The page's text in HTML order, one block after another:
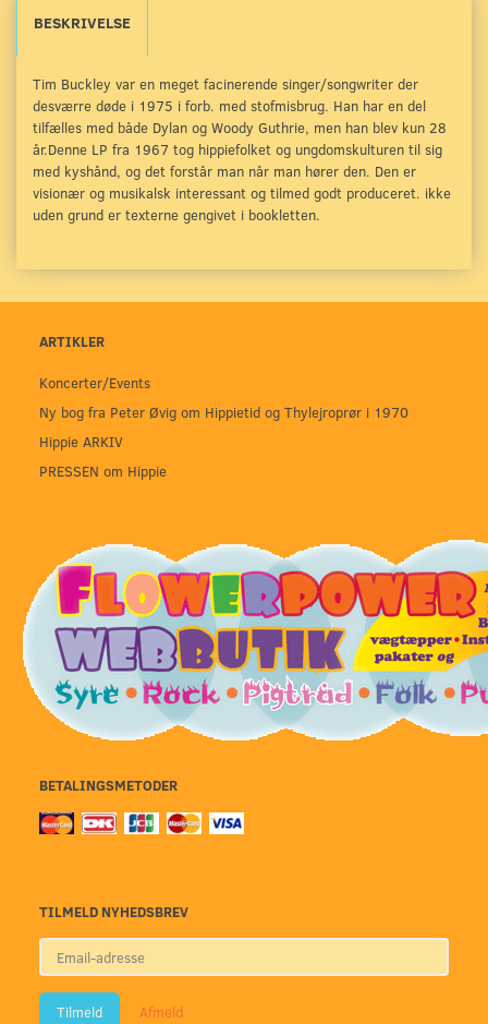
BESKRIVELSE
Tim Buckley var en meget facinerende singer/songwriter der
desværre døde i 1975 i forb. med stofmisbrug. Han har en del
tilfælles med både Dylan og Woody Guthrie, men han blev kun 28
år.Denne LP fra 1967 tog hippiefolket og ungdomskulturen til sig
med kyshånd, og det forstår man når man hører den. Den er
visionær og musikalsk interessant og tilmed godt produceret. ikke
uden grund er texterne gengivet i bookletten.
ARTIKLER
Koncerter/Events
Ny bog fra Peter Øvig om Hippietid og Thylejroprør i 1970
Hippie ARKIV
PRESSEN om Hippie
BETALINGSMETODER
TILMELD NYHEDSBREV
Email-
adresse
Tilmeld Afmeld